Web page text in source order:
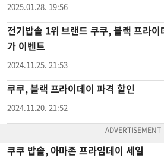
2025.01.28. 19:56
전기밥솥 1위 브랜드 쿠쿠, 블랙 프라이
가 이벤트
2024.11.25. 21:53
쿠쿠, 블랙 프라이데이 파격 할인
2024.11.20. 21:52
쿠쿠 밥솥, 아마존 프라임데이 세일